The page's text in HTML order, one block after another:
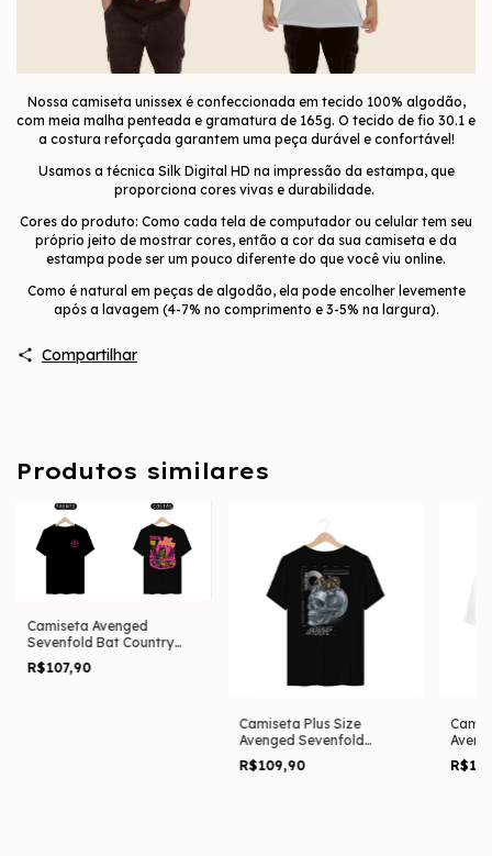
Nossa camiseta unissex é confeccionada em tecido 100% algodão,
com meia malha penteada e gramatura de 165g. O tecido de fio 30.1 e
a costura reforçada garantem uma peça durável e confortável!
Usamos a técnica Silk Digital HD na impressão da estampa, que
proporciona cores vivas e durabilidade.
Cores do produto: Como cada tela de computador ou celular tem seu
próprio jeito de mostrar cores, então a cor da sua camiseta e da
estampa pode ser um pouco diferente do que você viu online.
Como é natural em peças de algodão, ela pode encolher levemente
após a lavagem (4-7% no comprimento e 3-5% na largura).
Compartilhar
Produtos similares
Camiseta Avenged
Sevenfold Bat Country
(Estampa Frente e
Costas)
R$107,90
Camiseta Plus Size
Avenged Sevenfold
Afterlife (Estampa nas
Costas)
R$109,90